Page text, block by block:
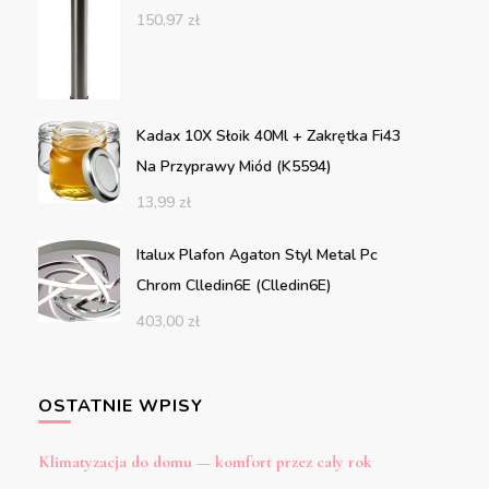
150,97 zł
Kadax 10X Słoik 40Ml + Zakrętka Fi43
Na Przyprawy Miód (K5594)
13,99 zł
Italux Plafon Agaton Styl Metal Pc
Chrom Clledin6E (Clledin6E)
403,00 zł
OSTATNIE WPISY
Klimatyzacja do domu — komfort przez cały rok